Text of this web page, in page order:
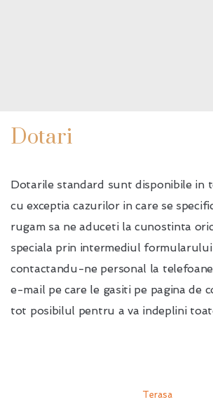
Dotari
Dotarile standard sunt disponibile in
cu exceptia cazurilor in care se
rugam sa ne aduceti la cunostinta
speciala prin intermediul formularului
contactandu-ne personal la
e-mail pe care le gasiti pe pagina de
tot posibilul pentru a va indeplini
Terasa